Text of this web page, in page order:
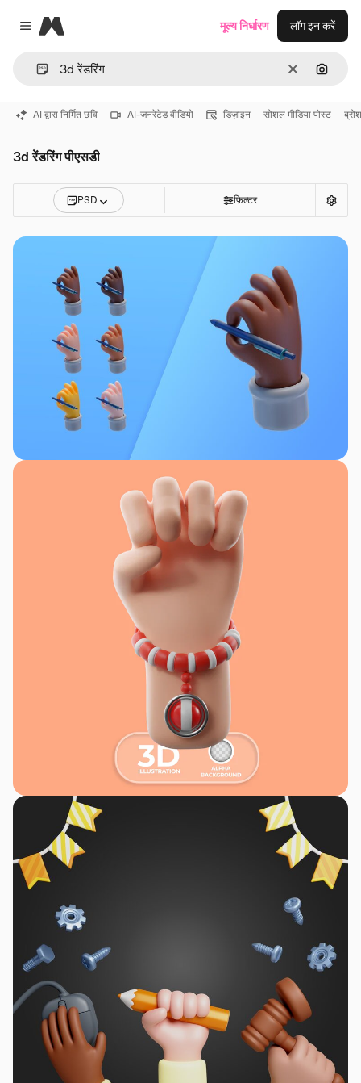
Close menu
Magnific
साफ़ इमेज से
मूल्य निर्धारण लॉग इन करें
AI द्वारा निर्मित छवि AI-जनरेटेड वीडियो डिज़ाइन सोशल मीडिया पोस्ट
3d रेंडरिंग पीएसडी
PSD फ़िल्टर